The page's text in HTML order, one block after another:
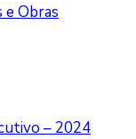
e Obras
– 2024